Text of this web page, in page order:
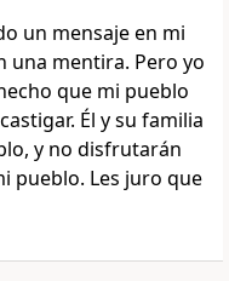
un mensaje en mi
una mentira. Pero yo
que mi pueblo
Él y su familia
y no disfrutarán
pueblo. Les juro que